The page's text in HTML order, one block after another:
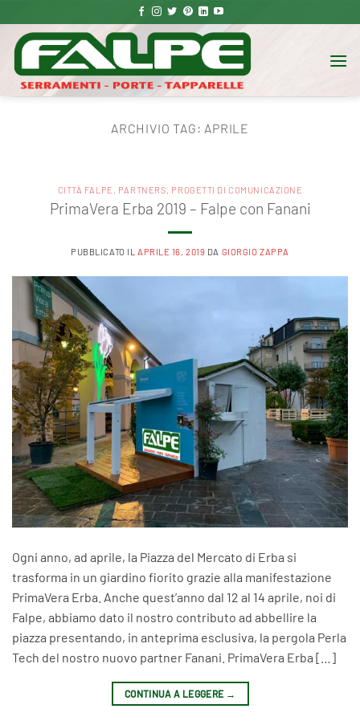
ai
contenuti
ARCHIVIO TAG: APRILE
CITTÀ FALPE , PARTNERS, PROGETTI DI COMUNICAZIONE
PrimaVera Erba 2019 – Falpe con Fanani
PUBBLICATO IL APRILE 16, 2019 DA GIORGIO ZAPPA
Ogni anno, ad aprile, la Piazza del Mercato di Erba si
trasforma in un giardino fiorito grazie alla manifestazione
PrimaVera Erba. Anche quest’anno dal 12 al 14 aprile, noi di
Falpe, abbiamo dato il nostro contributo ad abbellire la
piazza presentando, in anteprima esclusiva, la pergola Perla
Tech del nostro nuovo partner Fanani. PrimaVera Erba […]
CONTINUA A LEGGERE →